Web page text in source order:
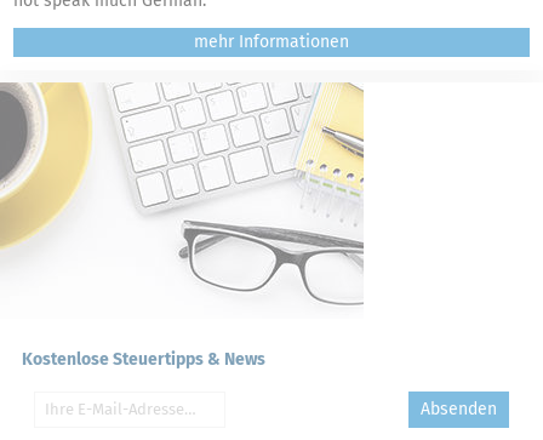
mehr
Kostenlose Steuertipps & News
Absenden